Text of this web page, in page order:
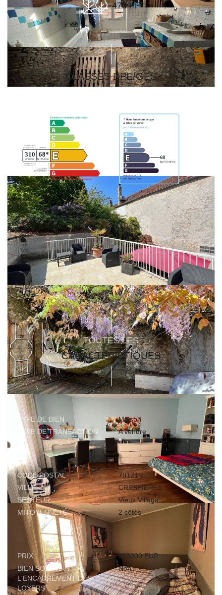
473 m²
CLASSES DPE/GES
Montant estimé des dépenses annuelles d'énergie pour
un usage standard entre 3020€ et 4130€. indexées aux
années 2021,2022 et 2023 (abonnement compris).
Ce bien est soumis à un diagnostic ERP (État des
Risques et Pollutions). Pour en savoir plus, rendez-vous
surhttps://www.georisques.gouv.fr/
TOUTES LES
CARACTÉRISTIQUES
GÉNÉRAL
TYPE DE BIEN
Maison
TYPE DE TRANSACTION
A vendre
LOCALISATION
CODE POSTAL
78121
VILLE
CRESPIERES
SECTEUR
Vieux Village
MITOYENNETÉ
2 côtés
ASPECTS FINANCIERS
PRIX
395000 EUR
BIEN SOUMIS À
L'ENCADREMENT DES
LOYERS
Non